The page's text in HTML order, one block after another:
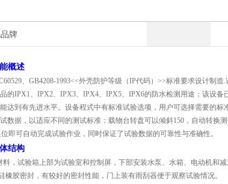
牌
概述
、GB4208-1993<<外壳防护等级（IP代码）>>标准要求设计制
的IPX1、IPX2、IPX3、IPX4、IPX5、IPX6的防水检测用途；该设
达到有先进水平。设备程式中有标准试验选项，用户可选择需要的
数据，以适应不同的测试标准；载物台转盘可以倾斜150，自动转换
即可自动完成试验作业，同时保证了试验数据的可靠性与准确性。
结构
料，试验箱上部为试验室和控制屏，下部安装水泵、水箱、电动机和减
橡胶密封，有较好的密封性能，门上装有雨刮器便于观察试验情况。